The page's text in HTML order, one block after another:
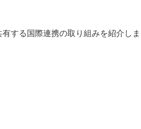
する国際連携の取り組みを紹介しま